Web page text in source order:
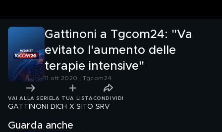
Gattinoni a Tgcom24: "Va
evitato l'aumento delle
terapie intensive"
11 ott 2020 | Tgcom24
VAI ALLA SERIE LA TUA LISTA CONDIVIDI
GATTINONI DICH X SITO SRV
Guarda anche